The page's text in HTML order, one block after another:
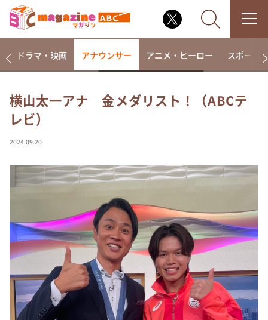
なるみ・岡村の過ぎるTV
相席食堂
～人生密着トークバラエティ！～ やすとものいたっ
て真剣です
探偵！ナイトスクープ
news おかえり
河合＆A.B.C-Z塚田×福井アナ「なんでやねん！？」
（news おかえり）
DAIGOも台所 ～きょうの献立 何にする？～
本日はダイアンなり！シーズン２
朝だ！生です旅サラダ
ドラマ・映画 アナウンサー アニメ・ヒーロー スポーツ
横山太一アナ 金メダリスト！（ABCテ
レビ）
2024.09.20